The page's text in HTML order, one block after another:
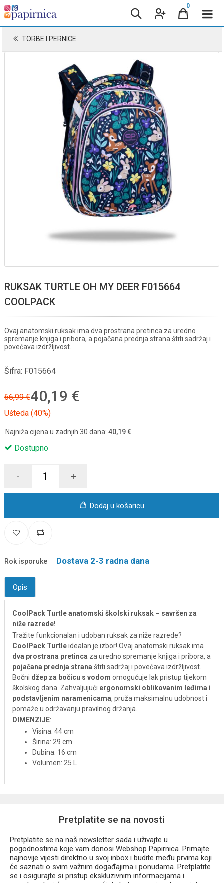
0
TORBE I PERNICE
RUKSAK TURTLE OH MY DEER F015664
COOLPACK
Ovaj anatomski ruksak ima dva prostrana pretinca za uredno
spremanje knjiga i pribora, a pojačana prednja strana štiti sadržaj i
povećava izdržljivost.
Šifra: F015664
66,99 €40,19 €
Ušteda (40%)
Najniža cijena u zadnjih 30 dana: 40,19 €
Dostupno
- +
Dodaj u košaricu
Rok isporuke Dostava 2-3 radna dana
Opis
CoolPack Turtle anatomski školski ruksak – savršen za
niže razrede!
Tražite funkcionalan i udoban ruksak za niže razrede?
CoolPack Turtleidealan je izbor! Ovaj anatomski ruksak ima
dva prostrana pretinca za uredno spremanje knjiga i pribora, a
pojačana prednja strana štiti sadržaj i povećava izdržljivost.
Bočni džep za bočicu s vodom omogućuje lak pristup tijekom
školskog dana. Zahvaljujući ergonomski oblikovanim leđima i
podstavljenim naramenicama, pruža maksimalnu udobnost i
pomaže u održavanju pravilnog držanja.
DIMENZIJE:
Visina: 44 cm
Širina: 29 cm
Dubina: 16 cm
Volumen: 25 L
Pretplatite se na novosti
Pretplatite se na naš newsletter sada i uživajte u
pogodnostima koje vam donosi Webshop Papirnica. Primajte
najnovije vijesti direktno u svoj inbox i budite među prvima koji
će saznati o svim važnim događajima i ponudama. Pretplatite
se i osigurajte si pristup ekskluzivnim informacijama i